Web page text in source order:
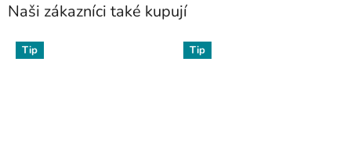
Naši zákazníci také kupují
Tip Tip